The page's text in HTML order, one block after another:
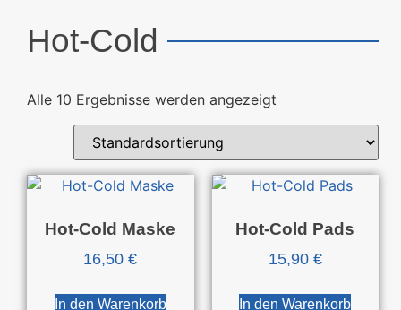
Hot-Cold
Alle 10 Ergebnisse werden angezeigt
Hot-Cold Maske
16,50€
In den Warenkorb
Hot-Cold Pads
15,90 €
In den Warenkorb